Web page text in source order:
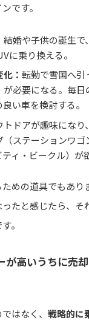
です。
結婚や子供の誕生で
に乗り換える。
： 転勤で雪国へ引
必要になる。毎日
い車を検討する。
トドアが趣味にな
ステーションワゴ
ィ・ビークル）が
めの道具でもあり
たと感じたら、そ
。
が高いうちに売
はなく、 戦略的に